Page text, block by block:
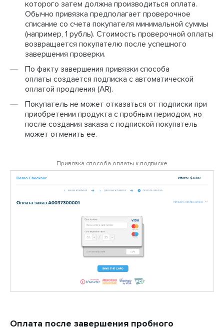
которого затем должна производиться оплата.
Обычно привязка предполагает проверочное
списание со счета покупателя минимальной суммы
(например, 1 рубль). Стоимость проверочной оплаты
возвращается покупателю после успешного
завершения проверки.
По факту завершения привязки способа
оплаты создается подписка с автоматической
оплатой продления (AR).
Покупатель не может отказаться от подписки при
приобретении продукта с пробным периодом, но
после создания заказа с подпиской покупатель
может отменить ее.
Привязка способа оплаты к подписке
Оплата после завершения пробного